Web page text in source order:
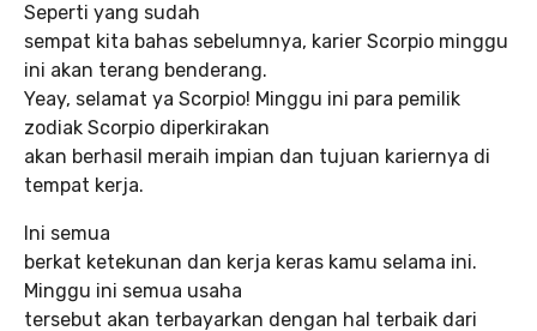
Seperti yang sudah
sempat kita bahas sebelumnya, karier Scorpio minggu
ini akan terang benderang.
Yeay, selamat ya Scorpio! Minggu ini para pemilik
zodiak Scorpio diperkirakan
akan berhasil meraih impian dan tujuan kariernya di
tempat kerja.
Ini semua
berkat ketekunan dan kerja keras kamu selama ini.
Minggu ini semua usaha
tersebut akan terbayarkan dengan hal terbaik dari